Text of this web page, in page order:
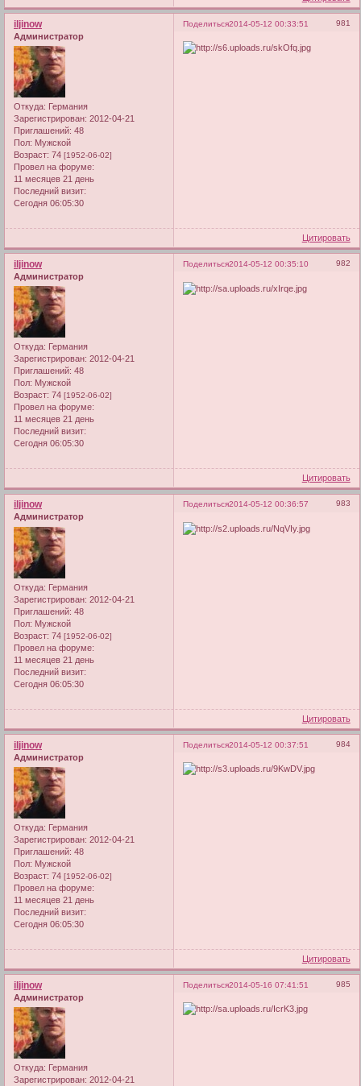
Поделиться 981
2014-05-12 00:33:51
iljinow
Администратор
Откуда: Германия
Зарегистрирован: 2012-04-21
Приглашений: 48
Пол: Мужской
Возраст: 74 [1952-06-02]
Провел на форуме:
11 месяцев 21 день
Последний визит:
Сегодня 06:05:30
Цитировать
Поделиться 982
2014-05-12 00:35:10
iljinow
Администратор
Откуда: Германия
Зарегистрирован: 2012-04-21
Приглашений: 48
Пол: Мужской
Возраст: 74 [1952-06-02]
Провел на форуме:
11 месяцев 21 день
Последний визит:
Сегодня 06:05:30
Цитировать
Поделиться 983
2014-05-12 00:36:57
iljinow
Администратор
Откуда: Германия
Зарегистрирован: 2012-04-21
Приглашений: 48
Пол: Мужской
Возраст: 74 [1952-06-02]
Провел на форуме:
11 месяцев 21 день
Последний визит:
Сегодня 06:05:30
Цитировать
Поделиться 984
2014-05-12 00:37:51
iljinow
Администратор
Откуда: Германия
Зарегистрирован: 2012-04-21
Приглашений: 48
Пол: Мужской
Возраст: 74 [1952-06-02]
Провел на форуме:
11 месяцев 21 день
Последний визит:
Сегодня 06:05:30
Цитировать
Поделиться 985
2014-05-16 07:41:51
iljinow
Администратор
Откуда: Германия
Зарегистрирован: 2012-04-21